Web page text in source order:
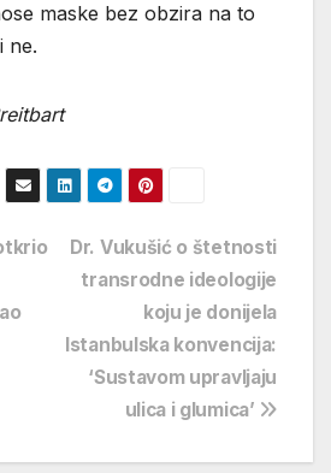
maske bez obzira na to
ne.
Dr. Vukušić o štetnosti
transrodne ideologije
koju je donijela
Istanbulska konvencija:
‘Sustavom upravljaju
ulica i glumica’